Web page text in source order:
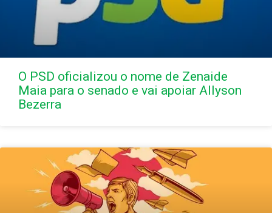
O PSD oficializou o nome de Zenaide
Maia para o senado e vai apoiar Allyson
Bezerra